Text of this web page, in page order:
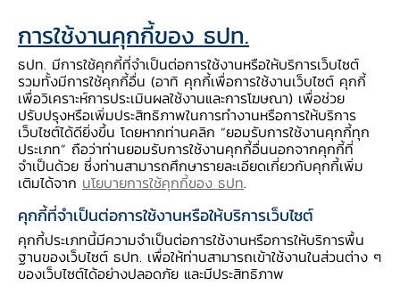
การใช้งานคุกกี้ของ ธปท.
ธปท. มีการใช้คุกกี้ที่จำเป็นต่อการใช้งานหรือให้บริการเว็บไซต์
รวมทั้งมีการใช้คุกกี้อื่น (อาทิ คุกกี้เพื่อการใช้งานเว็บไซต์ คุกกี้
เพื่อวิเคราะห์การประเมินผลใช้งานและการโฆษณา) เพื่อช่วย
ปรับปรุงหรือเพิ่มประสิทธิภาพในการทำงานหรือการให้บริการ
เว็บไซต์ได้ดียิ่งขึ้น โดยหากท่านคลิก “ยอมรับการใช้งานคุกกี้ทุก
ประเภท” ถือว่าท่านยอมรับการใช้งานคุกกี้อื่นนอกจากคุกกี้ที่
จำเป็นด้วย ซึ่งท่านสามารถศึกษารายละเอียดเกี่ยวกับคุกกี้เพิ่ม
เติมได้จาก นโยบายการใช้คุกกี้ของ ธปท.
คุกกี้ที่จำเป็นต่อการใช้งานหรือให้บริการเว็บไซต์
คุกกี้ประเภทนี้มีความจำเป็นต่อการใช้งานหรือการให้บริการพื้น
ฐานของเว็บไซต์ ธปท. เพื่อให้ท่านสามารถเข้าใช้งานในส่วนต่าง ๆ
ของเว็บไซต์ได้อย่างปลอดภัย และมีประสิทธิภาพ